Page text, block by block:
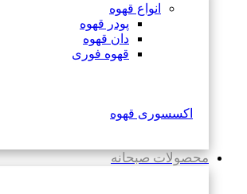
انواع قهوه
پودر قهوه
دان قهوه
قهوه فوری
اکسسوری قهوه
محصولات صبحانه